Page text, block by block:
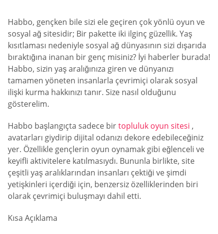
Habbo, gençken bile sizi ele geçiren çok yönlü oyun ve
sosyal ağ sitesidir; Bir pakette iki ilginç güzellik. Yaş
kısıtlaması nedeniyle sosyal ağ dünyasının sizi dışarıda
bıraktığına inanan bir genç misiniz? İyi haberler burada!
Habbo, sizin yaş aralığınıza giren ve dünyanızı
tamamen yöneten insanlarla çevrimiçi olarak sosyal
ilişki kurma hakkınızı tanır. Size nasıl olduğunu
gösterelim.
Habbo başlangıçta sadece birtopluluk oyun sitesi ,
avatarları giydirip dijital odanızı dekore edebileceğiniz
yer. Özellikle gençlerin oyun oynamak gibi eğlenceli ve
keyifli aktivitelere katılmasıydı. Bununla birlikte, site
çeşitli yaş aralıklarından insanları çektiği ve şimdi
yetişkinleri içerdiği için, benzersiz özelliklerinden biri
olarak çevrimiçi buluşmayı dahil etti.
Kısa Açıklama